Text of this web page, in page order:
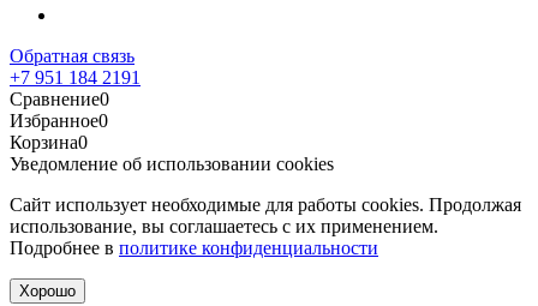
Обратная связь
+7 951 184 2191
Сравнение0
Избранное0
Корзина0
Уведомление об использовании cookies
Сайт использует необходимые для работы cookies. Продолжая
использование, вы соглашаетесь с их применением.
Подробнее в политике конфиденциальности
Хорошо